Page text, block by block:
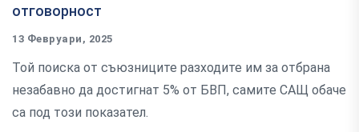
отговорност
13 Февруари, 2025
Той поиска от съюзниците разходите им за отбрана
незабавно да достигнат 5% от БВП, самите САЩ обаче
са под този показател.